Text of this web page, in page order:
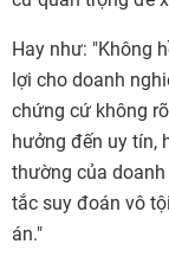
Hay như: "Không
lợi cho doanh
chứng cứ không
hưởng đến uy tín,
thường của
tắc suy đoán vô
án."